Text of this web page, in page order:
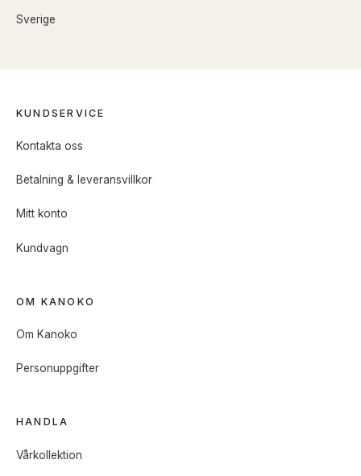
Sverige
KUNDSERVICE
Kontakta oss
Betalning & leveransvillkor
Mitt konto
Kundvagn
OM KANOKO
Om Kanoko
Personuppgifter
HANDLA
Vårkollektion